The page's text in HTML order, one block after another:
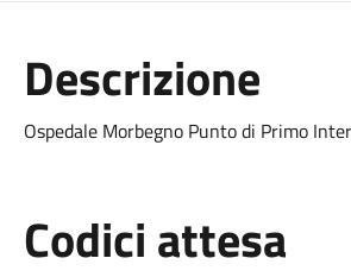
Descrizione
Ospedale Morbegno Punto di Primo
Codici attesa